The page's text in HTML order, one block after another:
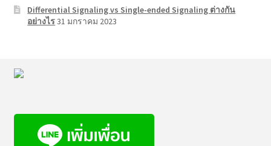
Differential Signaling vs Single-ended Signaling ต่างกัน
อย่างไร31 มกราคม 2023